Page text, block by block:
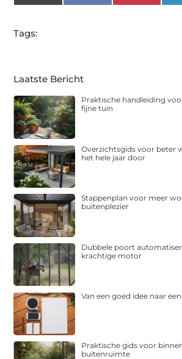
(Twitter)
Tags:
Laatste Bericht
Praktische handleiding
fijne tuin
Overzichtsgids voor beter
het hele jaar door
Stappenplan voor meer
buitenplezier
Dubbele poort
krachtige motor
Van een goed idee naar
Praktische gids voor
buitenruimte